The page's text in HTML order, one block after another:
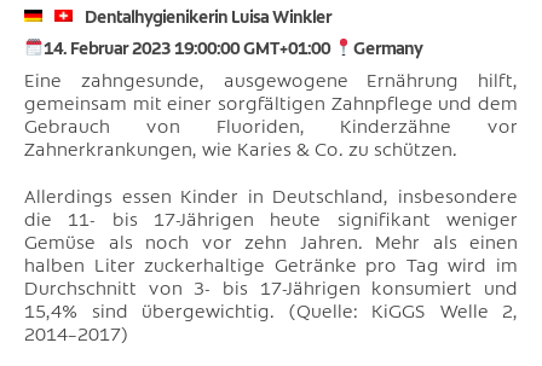
Dentalhygienikerin Luisa Winkler
14. Februar 2023 19:00:00 GMT+01:00
Germany
Eine zahngesunde, ausgewogene Ernährung hilft,
gemeinsam mit einer sorgfältigen Zahnpflege und dem
Gebrauch von Fluoriden, Kinderzähne vor
Zahnerkrankungen, wie Karies & Co. zu schützen.
Allerdings essen Kinder in Deutschland, insbesondere
die 11- bis 17-Jährigen heute signifikant weniger
Gemüse als noch vor zehn Jahren. Mehr als einen
halben Liter zuckerhaltige Getränke pro Tag wird im
Durchschnitt von 3- bis 17-Jährigen konsumiert und
15,4% sind übergewichtig. (Quelle: KiGGS Welle 2,
2014–2017)